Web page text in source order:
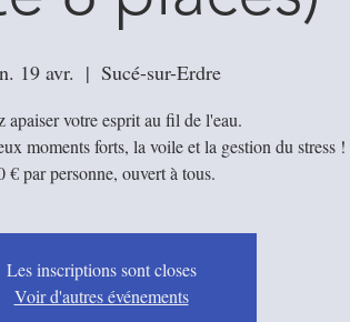
19 avr.
  |
Sucé-sur-Erdre
apaiser votre esprit au fil de l'eau.
moments forts, la voile et la gestion du stress !
€ par personne, ouvert à tous.
Les inscriptions sont closes
Voir d'autres événements